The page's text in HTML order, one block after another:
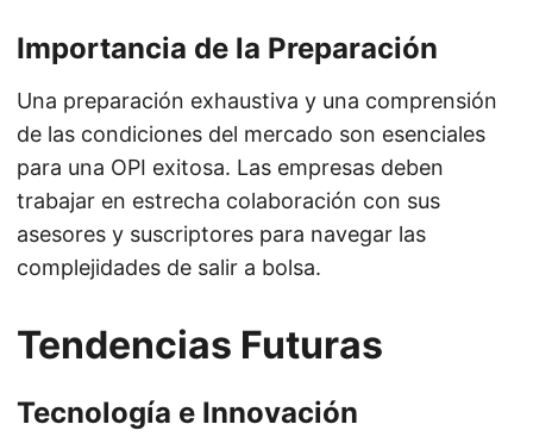
Importancia de la Preparación
Una preparación exhaustiva y una comprensión
de las condiciones del mercado son esenciales
para una OPI exitosa. Las empresas deben
trabajar en estrecha colaboración con sus
asesores y suscriptores para navegar las
complejidades de salir a bolsa.
Tendencias Futuras
Tecnología e Innovación